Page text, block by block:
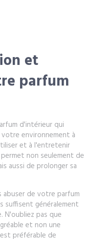
et
parfum
d'intérieur qui
environnement à
et à l'entretenir
non seulement de
aussi de prolonger sa
de votre parfum
suffisent généralement
N'oubliez pas que
et non une
préférable de